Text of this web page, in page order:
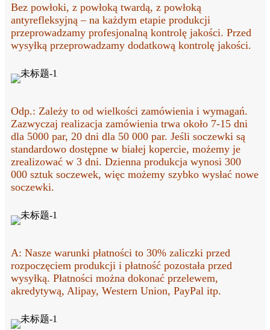
Bez powłoki, z powłoką twardą, z powłoką
antyrefleksyjną – na każdym etapie produkcji
przeprowadzamy profesjonalną kontrolę jakości. Przed
wysyłką przeprowadzamy dodatkową kontrolę jakości.
Odp.: Zależy to od wielkości zamówienia i wymagań.
Zazwyczaj realizacja zamówienia trwa około 7-15 dni
dla 5000 par, 20 dni dla 50 000 par. Jeśli soczewki są
standardowo dostępne w białej kopercie, możemy je
zrealizować w 3 dni. Dzienna produkcja wynosi 300
000 sztuk soczewek, więc możemy szybko wysłać nowe
soczewki.
A: Nasze warunki płatności to 30% zaliczki przed
rozpoczęciem produkcji i płatność pozostała przed
wysyłką. Płatności można dokonać przelewem,
akredytywą, Alipay, Western Union, PayPal itp.